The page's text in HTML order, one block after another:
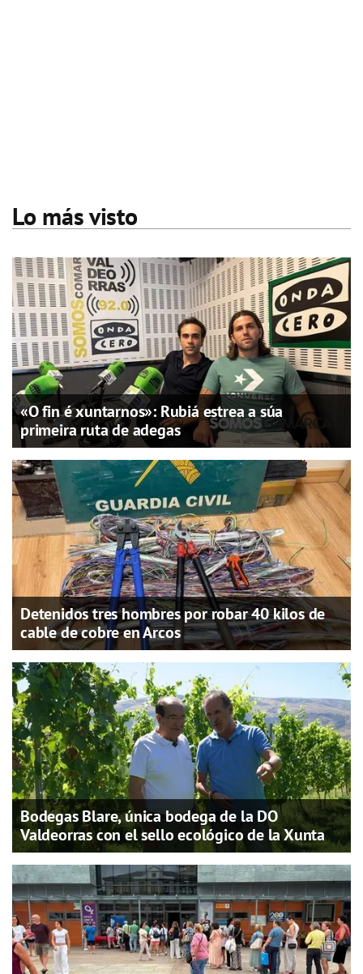
Lo más visto
«O fin é xuntarnos»: Rubiá estrea a súa
primeira ruta de adegas
Detenidos tres hombres por robar 40 kilos de
cable de cobre en Arcos
Bodegas Blare, única bodega de la DO
Valdeorras con el sello ecológico de la Xunta